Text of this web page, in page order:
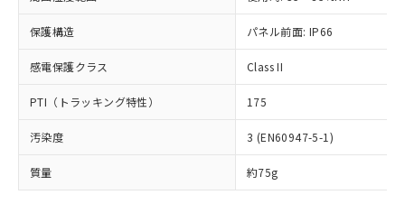
保護構造 パネル前面: IP66
感電保護クラス Class II
PTI（トラッキング特性） 175
汚染度 3 (EN60947-5-1)
質量 約75g
オムロン制御機器販売店や当社販売拠
販売ネットワーク
」をご確認
在庫状況および標準価格結果を当社の
事前の承諾なく第三者に漏洩または開
示しないようお願いします。
マイパーツ機能（部品リスト作成サー
ビス）をご利用いただくには、I-Web
メンバーズにご登録されている必要が
フタル酸エステル類の４物質については閾値を超える意
図的な使用がないことを確認しています。
部品在庫の切り替え状況などにより、予定
月が前後することがあります。
※2 環境保護使用期限
「ｅ」：有害物質（10物質）のすべてが基
準値以下であることを示します。
「10」：通常の使用状況下において有害物
質が外部に漏えいし、環境に深刻な影響を
及ぼさない年数を意味します。
「－」：未確認です。当社販売部門へお問
い合わせください。
ル、化学兵器、生物兵器またはその他
武器並びにこれらの製造装置等に一切
当社は、貴社製品を第三者に販売する
場合は、上記1、2および3の内容を当
該第三者に通知します。また当社は、
販売先および販売に係わる関係者が違
法に輸出するおそれがある場合は、取
り引きをいたしません。
在庫なし(最新の在庫状況につ
いては、お客様のお取引先、ま
たはお客様担当のオムロン制御
機器販売店・当社販売員にご確
受注生産機種、また在庫状況の
情報を公開していない機種